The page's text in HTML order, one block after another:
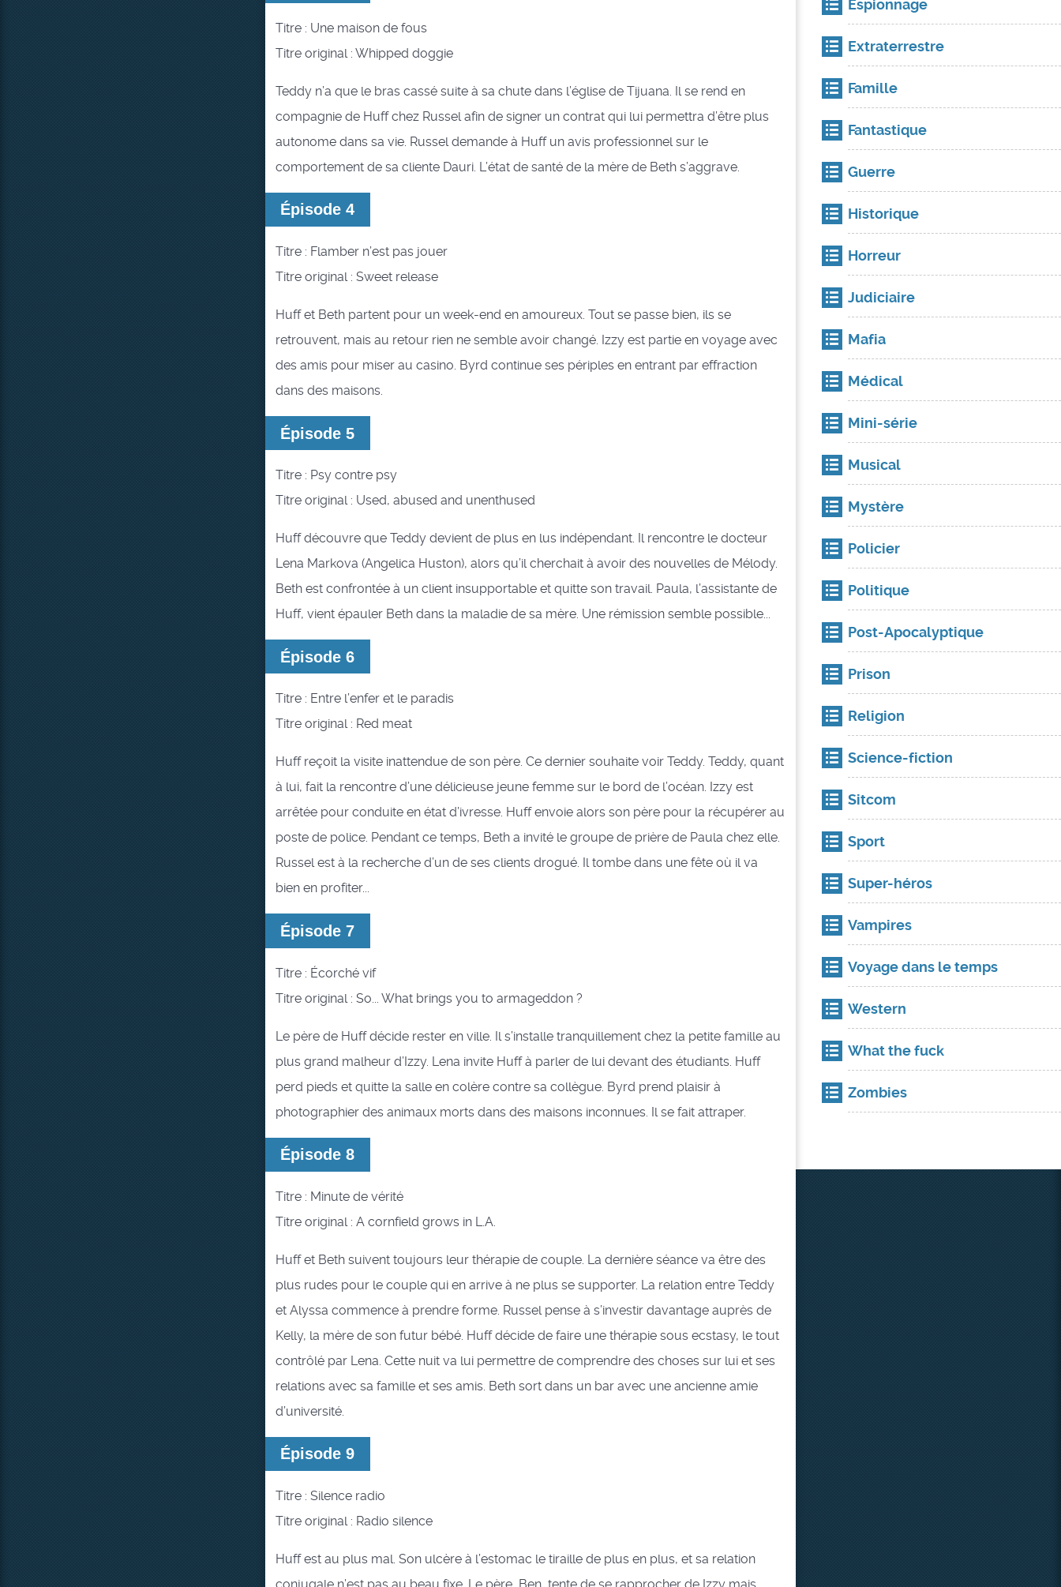
Titre : Une maison de fous
Titre original : Whipped doggie
Teddy n’a que le bras cassé suite à sa chute dans l’église de Tijuana. Il se rend en
compagnie de Huff chez Russel afin de signer un contrat qui lui permettra d’être plus
autonome dans sa vie. Russel demande à Huff un avis professionnel sur le
comportement de sa cliente Dauri. L’état de santé de la mère de Beth s’aggrave.
Épisode 4
Titre : Flamber n’est pas jouer
Titre original : Sweet release
Huff et Beth partent pour un week-end en amoureux. Tout se passe bien, ils se
retrouvent, mais au retour rien ne semble avoir changé. Izzy est partie en voyage avec
des amis pour miser au casino. Byrd continue ses périples en entrant par effraction
dans des maisons.
Épisode 5
Titre : Psy contre psy
Titre original : Used, abused and unenthused
Huff découvre que Teddy devient de plus en lus indépendant. Il rencontre le docteur
Lena Markova (Angelica Huston), alors qu’il cherchait à avoir des nouvelles de Mélody.
Beth est confrontée à un client insupportable et quitte son travail. Paula, l’assistante de
Huff, vient épauler Beth dans la maladie de sa mère. Une rémission semble possible...
Épisode 6
Titre : Entre l’enfer et le paradis
Titre original : Red meat
Huff reçoit la visite inattendue de son père. Ce dernier souhaite voir Teddy. Teddy, quant
à lui, fait la rencontre d’une délicieuse jeune femme sur le bord de l’océan. Izzy est
arrêtée pour conduite en état d’ivresse. Huff envoie alors son père pour la récupérer au
poste de police. Pendant ce temps, Beth a invité le groupe de prière de Paula chez elle.
Russel est à la recherche d’un de ses clients drogué. Il tombe dans une fête où il va
bien en profiter...
Épisode 7
Titre : Écorché vif
Titre original : So... What brings you to armageddon ?
Le père de Huff décide rester en ville. Il s’installe tranquillement chez la petite famille au
plus grand malheur d’Izzy. Lena invite Huff à parler de lui devant des étudiants. Huff
perd pieds et quitte la salle en colère contre sa collègue. Byrd prend plaisir à
photographier des animaux morts dans des maisons inconnues. Il se fait attraper.
Épisode 8
Titre : Minute de vérité
Titre original : A cornfield grows in L.A.
Huff et Beth suivent toujours leur thérapie de couple. La dernière séance va être des
plus rudes pour le couple qui en arrive à ne plus se supporter. La relation entre Teddy
et Alyssa commence à prendre forme. Russel pense à s’investir davantage auprès de
Kelly, la mère de son futur bébé. Huff décide de faire une thérapie sous ecstasy, le tout
contrôlé par Lena. Cette nuit va lui permettre de comprendre des choses sur lui et ses
relations avec sa famille et ses amis. Beth sort dans un bar avec une ancienne amie
d’université.
Épisode 9
Titre : Silence radio
Titre original : Radio silence
Huff est au plus mal. Son ulcère à l’estomac le tiraille de plus en plus, et sa relation
Espionnage
Extraterrestre
Famille
Fantastique
Guerre
Historique
Horreur
Judiciaire
Mafia
Médical
Mini-série
Musical
Mystère
Policier
Politique
Post-Apocalyptique
Prison
Religion
Science-fiction
Sitcom
Sport
Super-héros
Vampires
Voyage dans le temps
Western
What the fuck
Zombies